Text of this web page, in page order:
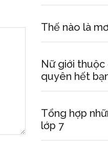
Thế nào là
Nữ giới thuộc
quyên hết
Tổng hợp
lớp 7